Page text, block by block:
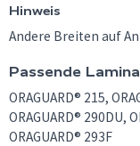
Hinweis
Andere Breiten auf
Passende
ORAGUARD® 215,
ORAGUARD® 290DU,
ORAGUARD® 293F